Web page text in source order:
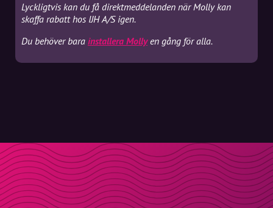
Lyckligtvis kan du få direktmeddelanden när Molly kan
skaffa rabatt hos IJH A/S igen.
Du behöver bara installera Mollyen gång för alla.